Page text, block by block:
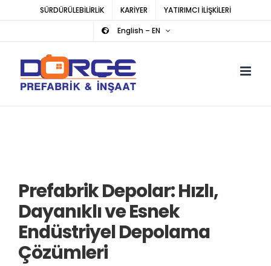
SÜRDÜRÜLEBİLİRLİK KARİYER
YATIRIMCI İLİŞKİLERİ
English – EN
Prefabrik Depolar: Hızlı,
Dayanıklı ve Esnek
Endüstriyel Depolama
Çözümleri